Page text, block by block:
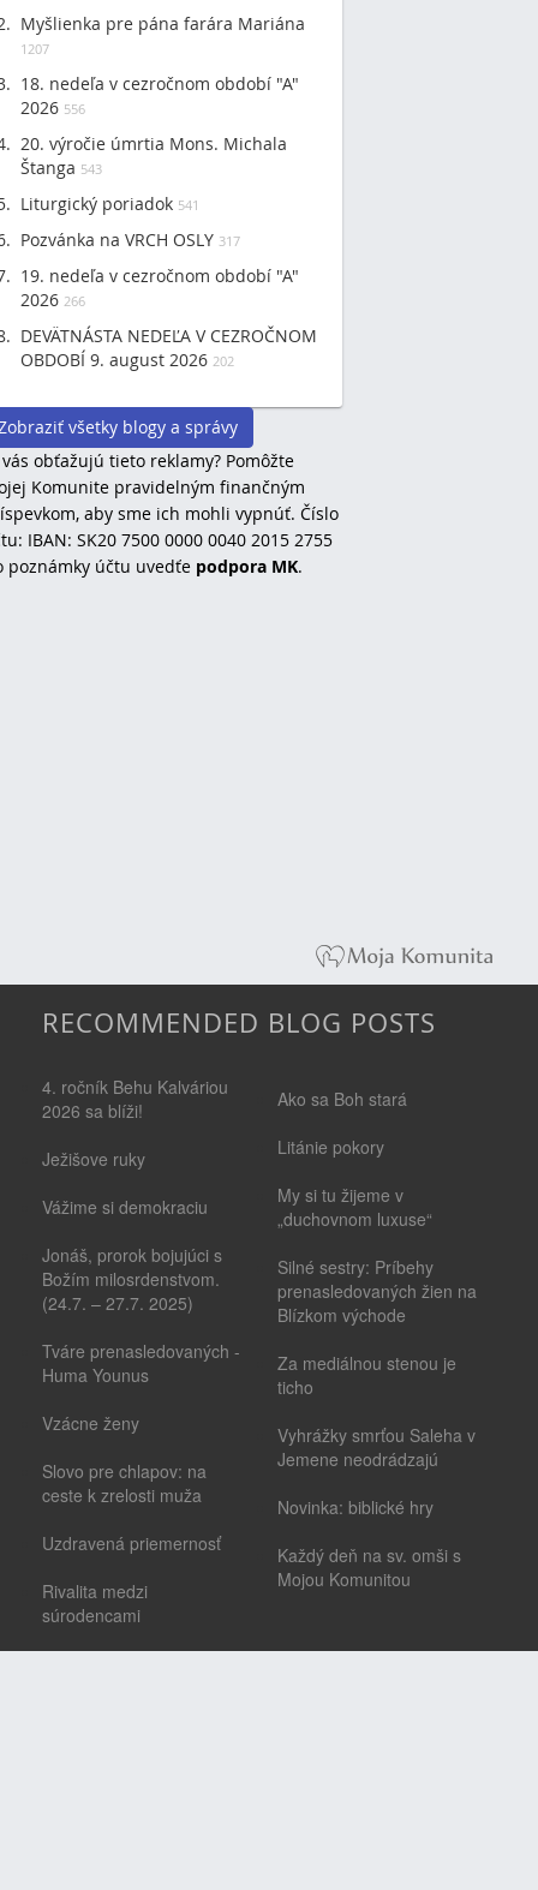
Myšlienka pre pána farára Mariána
1207
18. nedeľa v cezročnom období "A"
2026 556
20. výročie úmrtia Mons. Michala
Štanga 543
Liturgický poriadok 541
Pozvánka na VRCH OSLY 317
19. nedeľa v cezročnom období "A"
2026 266
DEVÄTNÁSTA NEDEĽA V CEZROČNOM
OBDOBÍ 9. august 2026 202
všetky blogy a správy
obťažujú tieto reklamy? Pomôžte
Komunite pravidelným finančným
aby sme ich mohli vypnúť. Číslo
IBAN: SK20 7500 0000 0040 2015 2755
poznámky účtu uvedťe podpora MK.
RECOMMENDED BLOG POSTS
4. ročník Behu Kalváriou
2026 sa blíži!
Ježišove ruky
Vážime si demokraciu
Jonáš, prorok bojujúci s
Božím milosrdenstvom.
(24.7. – 27.7. 2025)
Tváre prenasledovaných -
Huma Younus
Vzácne ženy
Slovo pre chlapov: na
ceste k zrelosti muža
Uzdravená priemernosť
Rivalita medzi
súrodencami
Ako sa Boh stará
Litánie pokory
My si tu žijeme v
„duchovnom luxuse“
Silné sestry: Príbehy
prenasledovaných žien na
Blízkom východe
Za mediálnou stenou je
ticho
Vyhrážky smrťou Saleha v
Jemene neodrádzajú
Novinka: biblické hry
Každý deň na sv. omši s
Mojou Komunitou